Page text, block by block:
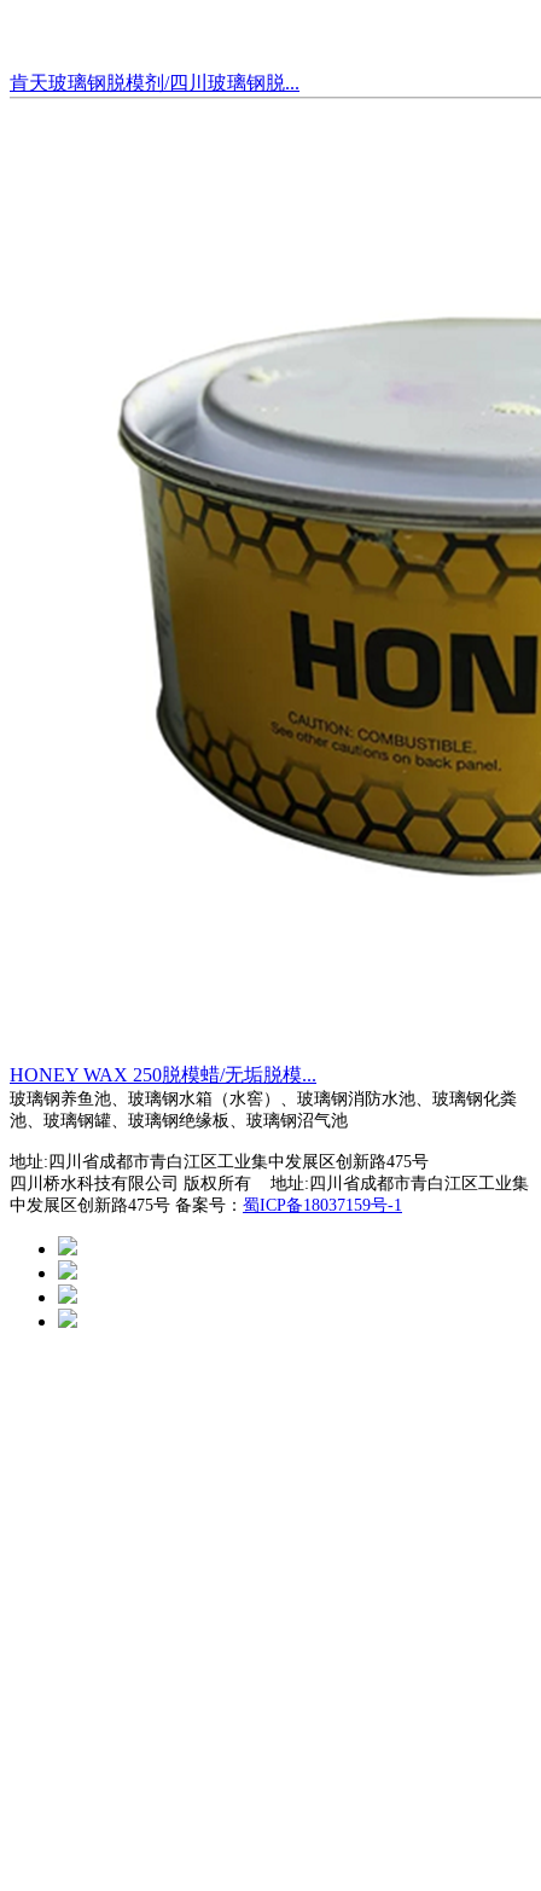
肯天玻璃钢脱模剂/四川玻璃钢脱...
HONEY WAX 250脱模蜡/无垢脱模...
玻璃钢养鱼池、玻璃钢水箱（水窖）、玻璃钢消防水池、玻璃钢化粪
池、玻璃钢罐、玻璃钢绝缘板、玻璃钢沼气池
地址:四川省成都市青白江区工业集中发展区创新路475号
四川桥水科技有限公司 版权所有 地址:四川省成都市青白江区工业集
中发展区创新路475号 备案号： 蜀ICP备18037159号-1